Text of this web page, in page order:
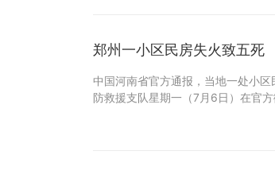
郑州一小区民房失火致五死
中国河南省官方通报，当地一处小
防救援支队星期一（7月6日）在官